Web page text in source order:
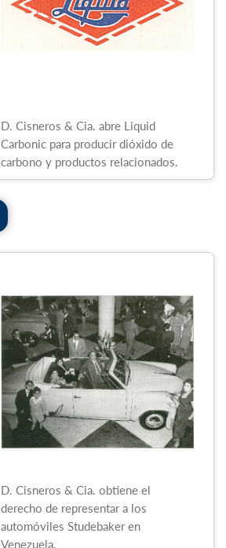
D. Cisneros & Cia. abre Liquid
Carbonic para producir dióxido de
carbono y productos relacionados.
D. Cisneros & Cia. obtiene el
derecho de representar a los
automóviles Studebaker en
Venezuela.